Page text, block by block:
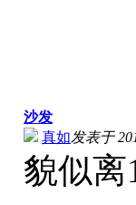
沙发
真如发表于
貌似离